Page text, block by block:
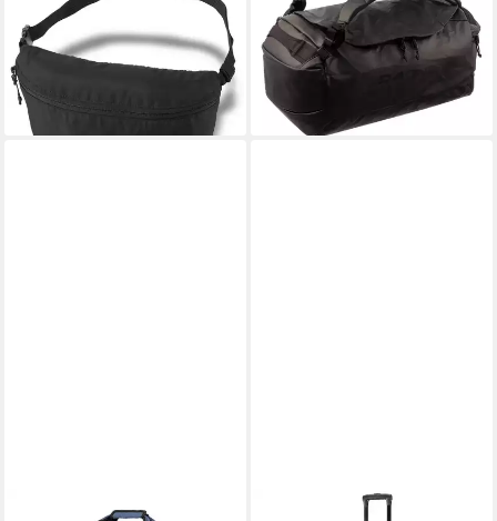
Sporttasche Hip Pack LT
14,99 €
UVP24,95 €
-40%
lieferbar - in 2-3 Werktagen bei dir
Reisetasche Ranger Duffel 60
L mit Rucksackfunktion (1-tlg),
Abnehmbare Schultergurte
ab 110,29 €
lieferbar - in 2-3 Werktagen bei dir